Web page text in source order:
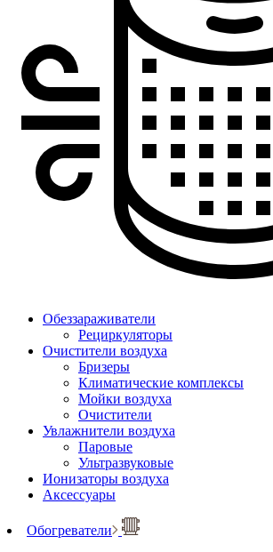
Обеззараживатели
Рециркуляторы
Очистители воздуха
Бризеры
Климатические комплексы
Мойки воздуха
Очистители
Увлажнители воздуха
Паровые
Ультразвуковые
Ионизаторы воздуха
Аксессуары
Обогреватели